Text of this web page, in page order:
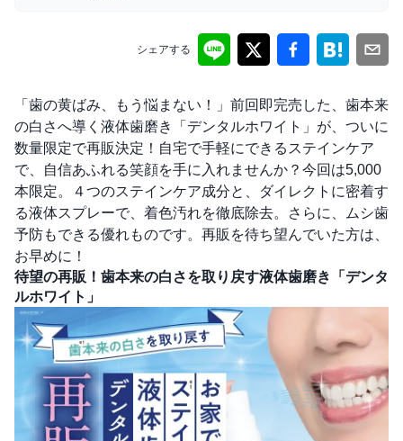
シェアする
「歯の黄ばみ、もう悩まない！」前回即完売した、歯本来
の白さへ導く液体歯磨き「デンタルホワイト」が、ついに
数量限定で再販決定！自宅で手軽にできるステインケア
で、自信あふれる笑顔を手に入れませんか？今回は5,000
本限定。４つのステインケア成分と、ダイレクトに密着す
る液体スプレーで、着色汚れを徹底除去。さらに、ムシ歯
予防もできる優れものです。再販を待ち望んでいた方は、
お早めに！
待望の再販！歯本来の白さを取り戻す液体歯磨き「デンタ
ルホワイト」